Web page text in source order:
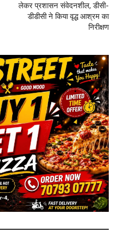
लेकर प्रशासन संवेदनशील, डीसी-
डीडीसी ने किया वृद्ध आश्रम का
निरीक्षण